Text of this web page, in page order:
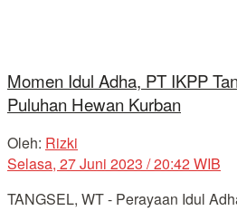
Momen Idul Adha, PT IKPP
Puluhan Hewan Kurban
Oleh: Rizki
Selasa, 27 Juni 2023 / 20:42 WIB
TANGSEL, WT - Perayaan Idul